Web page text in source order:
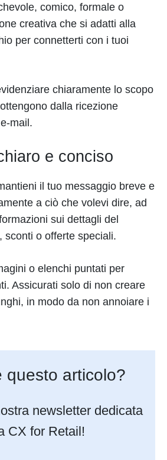
comico, formale o
creativa che si adatti alla
per connetterti con i tuoi
chiaramente lo scopo
dalla ricezione
mail.
e conciso
il tuo messaggio breve e
a ciò che volevi dire, ad
sui dettagli del
sconti o offerte speciali.
o elenchi puntati per
Assicurati solo di non creare
in modo da non annoiare i
questo articolo?
newsletter dedicata
CX for Retail!